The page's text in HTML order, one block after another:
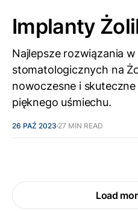
Implanty
Najlepsze rozwiązania
stomatologicznych na
nowoczesne i
pięknego uśmiechu.
26 PAŹ 2023 27 MIN READ
Load